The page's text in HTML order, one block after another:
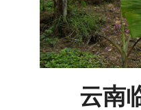
云南